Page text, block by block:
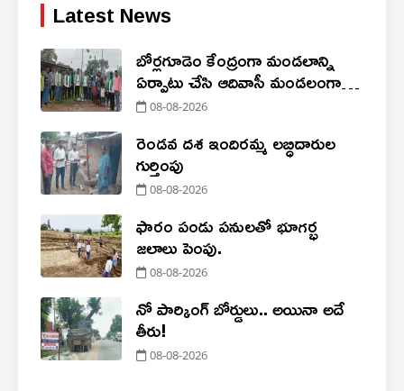
Latest News
బోర్లగూడెం కేంద్రంగా మండలాన్ని
ఏర్పాటు చేసి ఆదివాసీ మండలంగా
ప్రకటించాలి
08-08-2026
రెండవ దశ ఇందిరమ్మ లబ్ధిదారుల
గుర్తింపు
08-08-2026
ఫారం పండు పనులతో భూగర్భ
జలాలు పెంపు.
08-08-2026
నో పార్కింగ్‌ బోర్డులు.. అయినా అదే
తీరు!
08-08-2026